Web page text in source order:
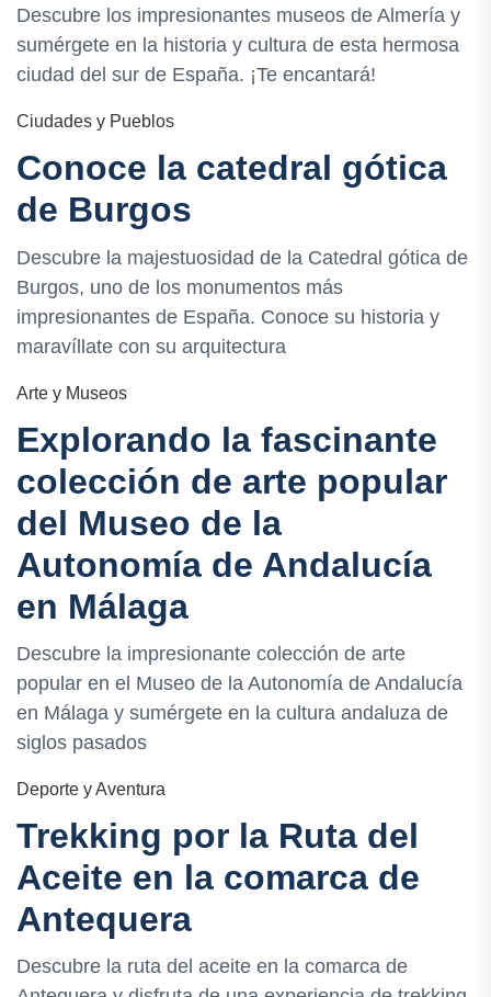
Descubre los impresionantes museos de Almería y
sumérgete en la historia y cultura de esta hermosa
ciudad del sur de España. ¡Te encantará!
Ciudades y Pueblos
Conoce la catedral gótica
de Burgos
Descubre la majestuosidad de la Catedral gótica de
Burgos, uno de los monumentos más
impresionantes de España. Conoce su historia y
maravíllate con su arquitectura
Arte y Museos
Explorando la fascinante
colección de arte popular
del Museo de la
Autonomía de Andalucía
en Málaga
Descubre la impresionante colección de arte
popular en el Museo de la Autonomía de Andalucía
en Málaga y sumérgete en la cultura andaluza de
siglos pasados
Deporte y Aventura
Trekking por la Ruta del
Aceite en la comarca de
Antequera
Descubre la ruta del aceite en la comarca de